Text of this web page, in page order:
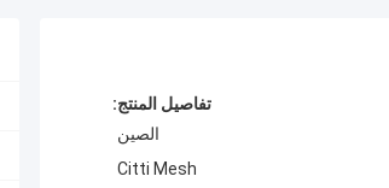
تفاصيل المنتج:
الصين
Citti Mesh